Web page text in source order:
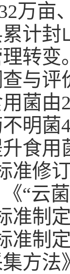
万亩
计封
转变
与评
菌由
明菌
食用
准修
“云
准制
准制
方